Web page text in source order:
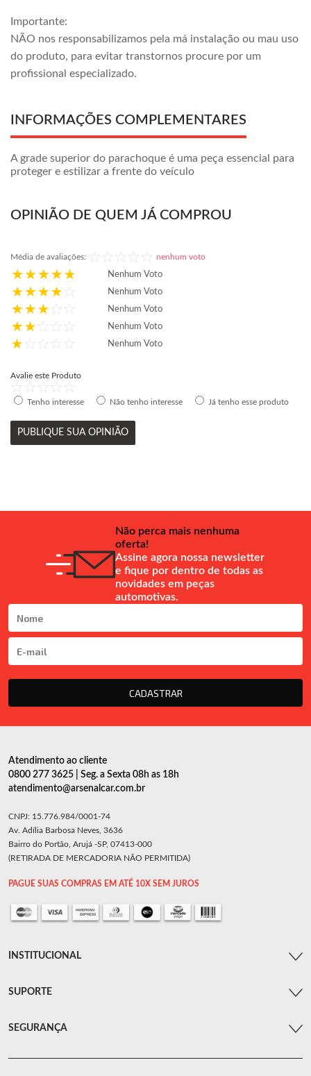
Importante:
NÃO nos responsabilizamos pela má instalação ou mau uso
do produto, para evitar transtornos procure por um
profissional especializado.
INFORMAÇÕES COMPLEMENTARES
A grade superior do parachoque é uma peça essencial para
proteger e estilizar a frente do veículo
OPINIÃO DE QUEM JÁ COMPROU
Média de avaliações: nenhum voto
Nenhum Voto
Nenhum Voto
Nenhum Voto
Nenhum Voto
Nenhum Voto
Avalie este Produto
Tenho interesse Não tenho interesse Já tenho esse produto
PUBLIQUE SUA OPINIÃO
Não perca mais nenhuma
oferta!
Assine agora nossa newsletter
e fique por dentro de todas as
novidades em peças
automotivas.
CADASTRAR
Atendimento ao cliente
0800 277 3625 | Seg. a Sexta 08h as 18h
atendimento@arsenalcar.com.br
CNPJ: 15.776.984/0001-74
Av. Adília Barbosa Neves, 3636
Bairro do Portão, Arujá -SP, 07413-000
(RETIRADA DE MERCADORIA NÃO PERMITIDA)
PAGUE SUAS COMPRAS EM ATÉ 10X SEM JUROS
INSTITUCIONAL
SUPORTE
SEGURANÇA